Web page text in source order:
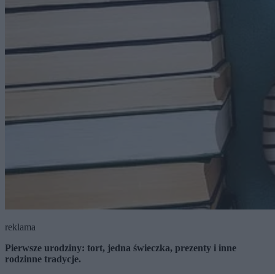
reklama
Pierwsze urodziny: tort, jedna świeczka, prezenty i inne
rodzinne tradycje.